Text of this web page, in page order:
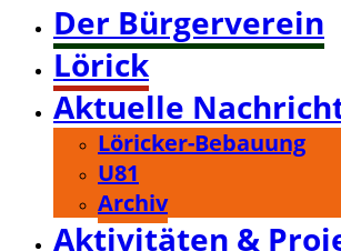
Der Bürgerverein
Lörick
Aktuelle
Löricker-Bebauung
U81
Archiv
Aktivitäten &